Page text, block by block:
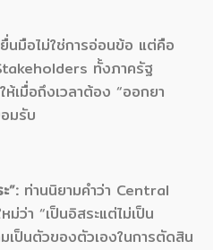
นมือไม่ใช่การอ่อนข้อ แต่คือ
ทั้งภาครัฐ
ห้เมื่อถึงเวลาต้อง “ออกยา
มรับ
”: ท่านนิยามคำว่า Central
ว่า “เป็นอิสระแต่ไม่เป็น
เป็นตัวของตัวเองในการตัดสิน